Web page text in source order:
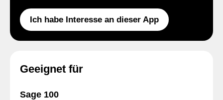
Ich habe Interesse an dieser App
Geeignet für
Sage 100